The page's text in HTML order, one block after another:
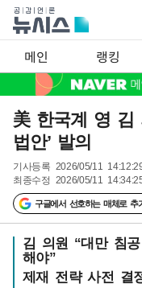
메인 랭킹
美 한국계 영 김
법안’ 발의
기사등록 2026/05/11
최종수정 2026/05/11
구글에서 선호하는 매체로 추
김 의원 “대만 침
해야”
제재 전략 사전 결